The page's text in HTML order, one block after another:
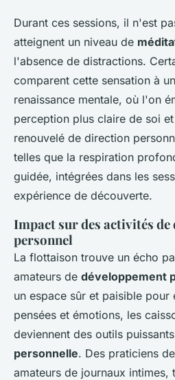
Durant ces sessions, il n'est
atteignent un niveau de
l'absence de distractions.
comparent cette sensation à
renaissance mentale, où l'on
perception plus claire de soi
renouvelé de direction
telles que la respiration
guidée, intégrées dans les
expérience de découverte.
Impact sur des activités de
personnel
La flottaison trouve un écho
amateurs de développement
un espace sûr et paisible
pensées et émotions, les
deviennent des outils
personnelle. Des praticiens
amateurs de journaux intimes,